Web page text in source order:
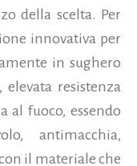
della scelta. Per
innovativa per
in sughero
resistenza
al fuoco, essendo
antimacchia,
il materiale che